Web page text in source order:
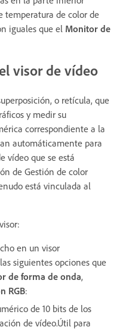
temperatura de color de
iguales que el Monitor de
visor de vídeo
o retícula, que
y medir su
correspondiente a la
automáticamente para
vídeo que se está
de Gestión de color
está vinculada al
en un visor
siguientes opciones que
de forma de onda,
RGB:
de 10 bits de los
de vídeo.Útil para